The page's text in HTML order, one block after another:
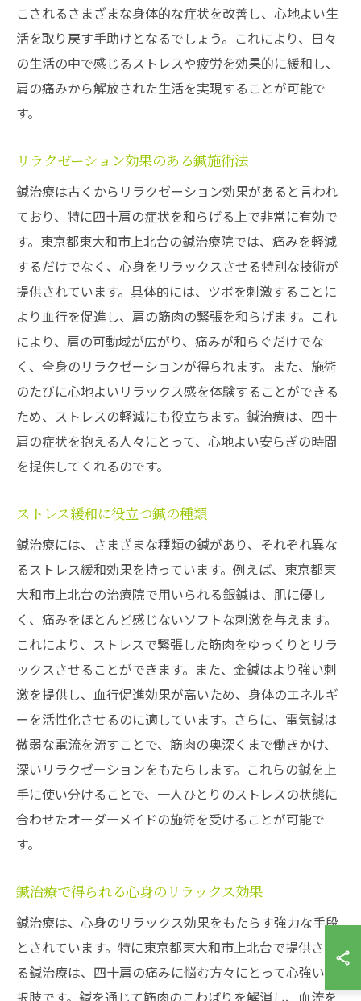
こされるさまざまな身体的な症状を改善し、心地よい生
活を取り戻す手助けとなるでしょう。これにより、日々
の生活の中で感じるストレスや疲労を効果的に緩和し、
肩の痛みから解放された生活を実現することが可能で
す。
リラクゼーション効果のある鍼施術法
鍼治療は古くからリラクゼーション効果があると言われ
ており、特に四十肩の症状を和らげる上で非常に有効で
す。東京都東大和市上北台の鍼治療院では、痛みを軽減
するだけでなく、心身をリラックスさせる特別な技術が
提供されています。具体的には、ツボを刺激することに
より血行を促進し、肩の筋肉の緊張を和らげます。これ
により、肩の可動域が広がり、痛みが和らぐだけでな
く、全身のリラクゼーションが得られます。また、施術
のたびに心地よいリラックス感を体験することができる
ため、ストレスの軽減にも役立ちます。鍼治療は、四十
肩の症状を抱える人々にとって、心地よい安らぎの時間
を提供してくれるのです。
ストレス緩和に役立つ鍼の種類
鍼治療には、さまざまな種類の鍼があり、それぞれ異な
るストレス緩和効果を持っています。例えば、東京都東
大和市上北台の治療院で用いられる銀鍼は、肌に優し
く、痛みをほとんど感じないソフトな刺激を与えます。
これにより、ストレスで緊張した筋肉をゆっくりとリラ
ックスさせることができます。また、金鍼はより強い刺
激を提供し、血行促進効果が高いため、身体のエネルギ
ーを活性化させるのに適しています。さらに、電気鍼は
微弱な電流を流すことで、筋肉の奥深くまで働きかけ、
深いリラクゼーションをもたらします。これらの鍼を上
手に使い分けることで、一人ひとりのストレスの状態に
合わせたオーダーメイドの施術を受けることが可能で
す。
鍼治療で得られる心身のリラックス効果
鍼治療は、心身のリラックス効果をもたらす強力な手段
とされています。特に東京都東大和市上北台で提供され
る鍼治療は、四十肩の痛みに悩む方々にとって心強い選
択肢です。鍼を通じて筋肉のこわばりを解消し、血流を